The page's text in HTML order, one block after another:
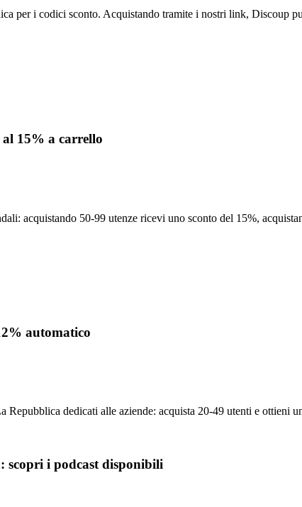
per i codici sconto. Acquistando tramite i nostri link, Discoup
15% a carrello
acquistando 50-99 utenze ricevi uno sconto del 15%,
automatico
Repubblica dedicati alle aziende: acquista 20-49 utenti e ottieni
scopri i podcast disponibili